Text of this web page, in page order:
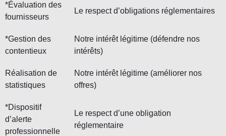
*Évaluation des
fournisseurs
Le respect d’obligations réglementaires
*Gestion des
contentieux
Notre intérêt légitime (défendre nos
intérêts)
Réalisation de
statistiques
Notre intérêt légitime (améliorer nos
offres)
*Dispositif
d’alerte
professionnelle
Le respect d’une obligation
réglementaire